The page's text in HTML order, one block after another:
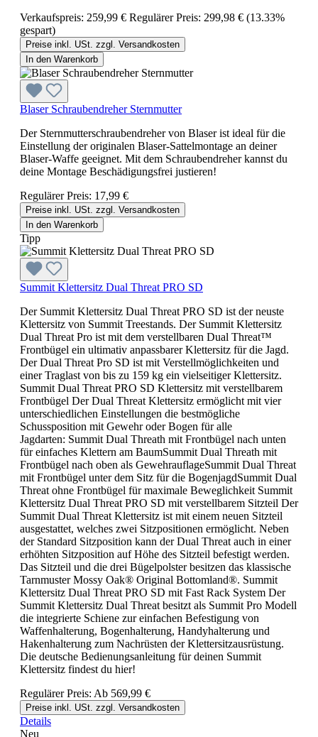
Verkaufspreis: 259,99 € Regulärer Preis: 299,98 € (13.33%
gespart)
Preise inkl. USt. zzgl. Versandkosten
In den Warenkorb
Blaser Schraubendreher Sternmutter
Der Sternmutterschraubendreher von Blaser ist ideal für die
Einstellung der originalen Blaser-Sattelmontage an deiner
Blaser-Waffe geeignet. Mit dem Schraubendreher kannst du
deine Montage Beschädigungsfrei justieren!
Regulärer Preis: 17,99 €
Preise inkl. USt. zzgl. Versandkosten
In den Warenkorb
Tipp
Summit Klettersitz Dual Threat PRO SD
Der Summit Klettersitz Dual Threat PRO SD ist der neuste
Klettersitz von Summit Treestands. Der Summit Klettersitz
Dual Threat Pro ist mit dem verstellbaren Dual Threat™
Frontbügel ein ultimativ anpassbarer Klettersitz für die Jagd.
Der Dual Threat Pro SD ist mit Verstellmöglichkeiten und
einer Traglast von bis zu 159 kg ein vielseitiger Klettersitz.
Summit Dual Threat PRO SD Klettersitz mit verstellbarem
Frontbügel Der Dual Threat Klettersitz ermöglicht mit vier
unterschiedlichen Einstellungen die bestmögliche
Schussposition mit Gewehr oder Bogen für alle
Jagdarten: Summit Dual Threath mit Frontbügel nach unten
für einfaches Klettern am BaumSummit Dual Threath mit
Frontbügel nach oben als GewehrauflageSummit Dual Threat
mit Frontbügel unter dem Sitz für die BogenjagdSummit Dual
Threat ohne Frontbügel für maximale Beweglichkeit Summit
Klettersitz Dual Threat PRO SD mit verstellbarem Sitzteil Der
Summit Dual Threat Klettersitz ist mit einem neuen Sitzteil
ausgestattet, welches zwei Sitzpositionen ermöglicht. Neben
der Standard Sitzposition kann der Dual Threat auch in einer
erhöhten Sitzposition auf Höhe des Sitzteil befestigt werden.
Das Sitzteil und die drei Bügelpolster besitzen das klassische
Tarnmuster Mossy Oak® Original Bottomland®. Summit
Klettersitz Dual Threat PRO SD mit Fast Rack System Der
Summit Klettersitz Dual Threat besitzt als Summit Pro Modell
die integrierte Schiene zur einfachen Befestigung von
Waffenhalterung, Bogenhalterung, Handyhalterung und
Hakenhalterung zum Nachrüsten der Klettersitzausrüstung.
Die deutsche Bedienungsanleitung für deinen Summit
Klettersitz findest du hier!
Regulärer Preis: Ab 569,99 €
Preise inkl. USt. zzgl. Versandkosten
Details
Neu